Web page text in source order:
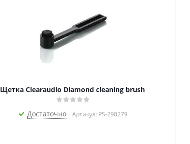
Щетка Clearaudio Diamond cleaning brush
Достаточно Артикул: PS-290279